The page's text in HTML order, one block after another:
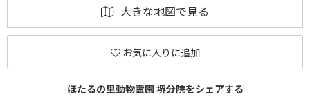
大きな地図で見る
お気に入りに追加
ほたるの里動物霊園 堺分院をシェアする